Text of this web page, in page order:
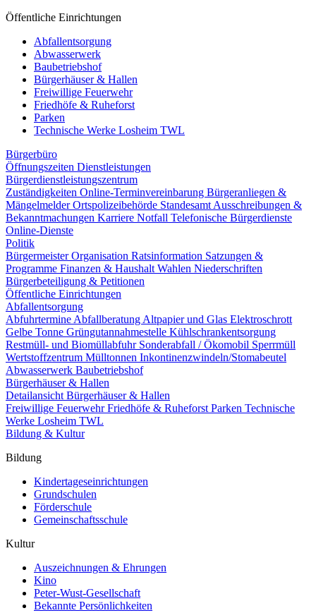
Öffentliche Einrichtungen
Abfallentsorgung
Abwasserwerk
Baubetriebshof
Bürgerhäuser & Hallen
Freiwillige Feuerwehr
Friedhöfe & Ruheforst
Parken
Technische Werke Losheim TWL
Bürgerbüro
Öffnungszeiten Dienstleistungen
Bürgerdienstleistungszentrum
Zuständigkeiten Online-Terminvereinbarung Bürgeranliegen &
MängelmelderOrtspolizeibehörde Standesamt Ausschreibungen &
Bekanntmachungen Karriere Notfall Telefonische Bürgerdienste
Online-Dienste
Politik
BürgermeisterOrganisation Ratsinformation Satzungen &
Programme Finanzen & Haushalt Wahlen Niederschriften
Bürgerbeteiligung & Petitionen
Öffentliche Einrichtungen
Abfallentsorgung
Abfuhrtermine Abfallberatung Altpapier und Glas Elektroschrott
Gelbe Tonne Grüngutannahmestelle Kühlschrankentsorgung
Restmüll- und Biomüllabfuhr Sonderabfall / Ökomobil Sperrmüll
Wertstoffzentrum Mülltonnen Inkontinenzwindeln/Stomabeutel
Abwasserwerk Baubetriebshof
Bürgerhäuser & Hallen
Detailansicht Bürgerhäuser & Hallen
Freiwillige FeuerwehrFriedhöfe & Ruheforst Parken Technische
Werke Losheim TWL
Bildung & Kultur
Bildung
Kindertageseinrichtungen
Grundschulen
Förderschule
Gemeinschaftsschule
Kultur
Auszeichnungen & Ehrungen
Kino
Peter-Wust-Gesellschaft
Bekannte Persönlichkeiten